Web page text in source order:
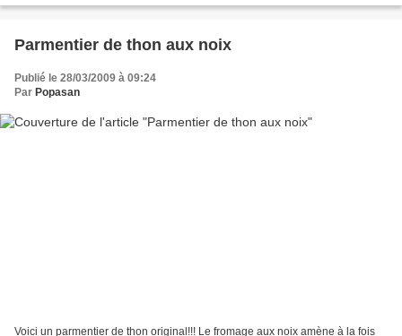
Parmentier de thon aux noix
Publié le 28/03/2009 à 09:24
Par Popasan
Voici un parmentier de thon original!!! Le fromage aux noix amène à la fois